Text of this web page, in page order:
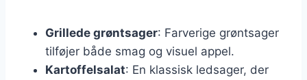
Grillede grøntsager: Farverige grøntsager
tilføjer både smag og visuel appel.
Kartoffelsalat: En klassisk ledsager, der